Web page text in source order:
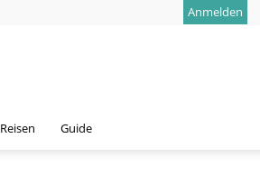
Anmelden
Reisen Guide